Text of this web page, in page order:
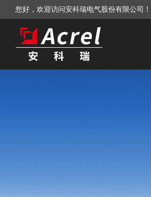
您好，欢迎访问安科瑞电气股份有限公司！